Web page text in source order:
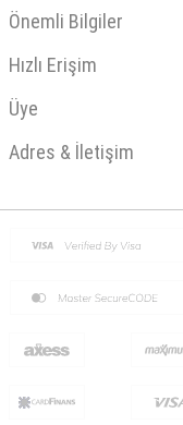
Önemli Bilgiler
Hızlı Erişim
Üye
Adres & İletişim